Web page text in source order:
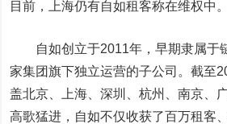
目前，上海仍有自如租客称在维权中。
自如创立于2011年，早期隶属于
家集团旗下独立运营的子公司。截至
盖北京、上海、深圳、杭州、南京、
高歌猛进，自如不仅收获了百万租客